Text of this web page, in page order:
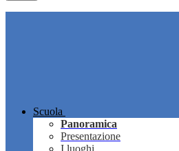
Scuola
Panoramica
Presentazione